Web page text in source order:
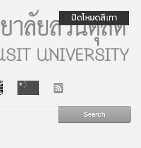
ปิดโหมดสีเทา